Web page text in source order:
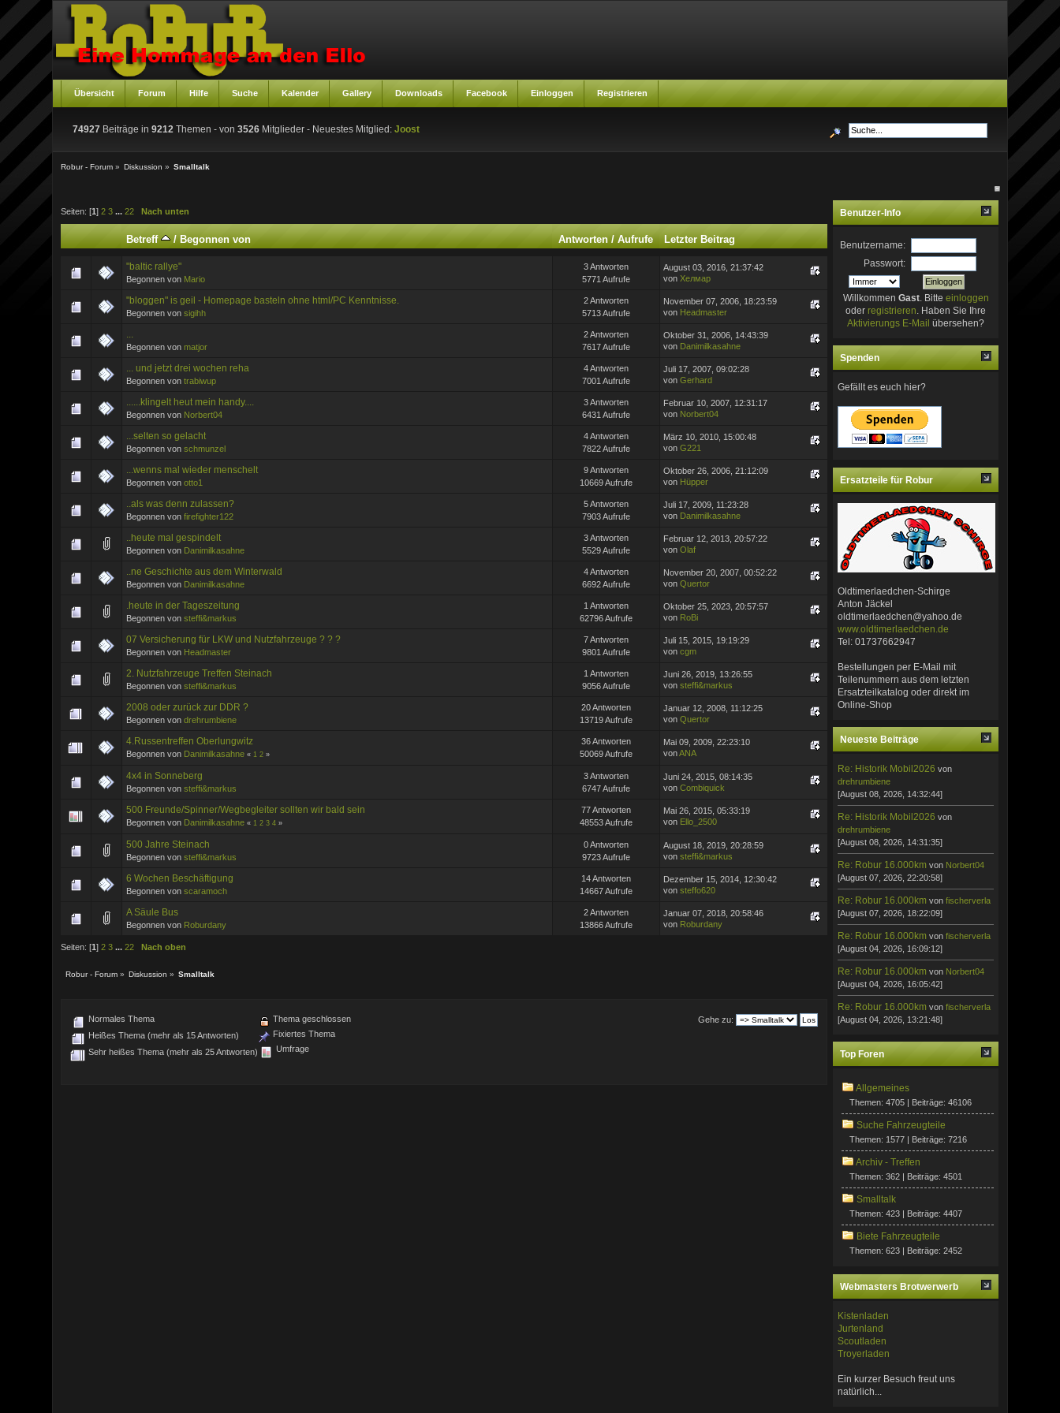
Übersicht Forum Hilfe Suche Kalender Gallery Downloads Facebook Einloggen Registrieren
74927 Beiträge in9212 Themen - von3526 Mitglieder - Neuestes Mitglied:Joost
Robur - Forum » Diskussion » Smalltalk
Seiten: [1]2 3 ...22 Nach unten
Betreff /Begonnen von Antworten/Aufrufe Letzter Beitrag
"baltic rallye"
Begonnen von Mario
3 Antworten
5771 Aufrufe
August 03, 2016, 21:37:42
von Хелмар
"bloggen" is geil - Homepage basteln ohne html/PC Kenntnisse.
Begonnen vonsigihh
2 Antworten
5713 Aufrufe
November 07, 2006, 18:23:59
von Headmaster
Begonnen vonmatjor
2 Antworten
7617 Aufrufe
Oktober 31, 2006, 14:43:39
von Danimilkasahne
... und jetzt drei wochen reha
Begonnen vontrabiwup
4 Antworten
7001 Aufrufe
Juli 17, 2007, 09:02:28
vonGerhard
......klingelt heut mein handy....
Begonnen von Norbert04
3 Antworten
6431 Aufrufe
Februar 10, 2007, 12:31:17
von Norbert04
...selten so gelacht
Begonnen vonschmunzel
4 Antworten
7822 Aufrufe
März 10, 2010, 15:00:48
vonG221
...wenns mal wieder menschelt
Begonnen vonotto1
9 Antworten
10669 Aufrufe
Oktober 26, 2006, 21:12:09
von Hüpper
..als was denn zulassen?
Begonnen vonfirefighter122
5 Antworten
7903 Aufrufe
Juli 17, 2009, 11:23:28
von Danimilkasahne
..heute mal gespindelt
Begonnen von Danimilkasahne
3 Antworten
5529 Aufrufe
Februar 12, 2013, 20:57:22
vonOlaf
..ne Geschichte aus dem Winterwald
Begonnen von Danimilkasahne
4 Antworten
6692 Aufrufe
November 20, 2007, 00:52:22
vonQuertor
.heute in der Tageszeitung
Begonnen vonsteffi&markus
1 Antworten
62796 Aufrufe
Oktober 25, 2023, 20:57:57
von RoBi
07 Versicherung für LKW und Nutzfahrzeuge ? ? ?
Begonnen von Headmaster
7 Antworten
9801 Aufrufe
Juli 15, 2015, 19:19:29
voncgm
2. Nutzfahrzeuge Treffen Steinach
Begonnen vonsteffi&markus
1 Antworten
9056 Aufrufe
Juni 26, 2019, 13:26:55
vonsteffi&markus
2008 oder zurück zur DDR ?
Begonnen vondrehrumbiene
20 Antworten
13719 Aufrufe
Januar 12, 2008, 11:12:25
vonQuertor
4.Russentreffen Oberlungwitz
Begonnen von Danimilkasahne « 1 2 »
36 Antworten
50069 Aufrufe
Mai 09, 2009, 22:23:10
vonANA
4x4 in Sonneberg
Begonnen vonsteffi&markus
3 Antworten
6747 Aufrufe
Juni 24, 2015, 08:14:35
vonCombiquick
500 Freunde/Spinner/Wegbegleiter sollten wir bald sein
Begonnen von Danimilkasahne « 1 2 3 4 »
77 Antworten
48553 Aufrufe
Mai 26, 2015, 05:33:19
von Ello_2500
500 Jahre Steinach
Begonnen vonsteffi&markus
0 Antworten
9723 Aufrufe
August 18, 2019, 20:28:59
vonsteffi&markus
6 Wochen Beschäftigung
Begonnen vonscaramoch
14 Antworten
14667 Aufrufe
Dezember 15, 2014, 12:30:42
vonsteffo620
A Säule Bus
Begonnen von Roburdany
2 Antworten
13866 Aufrufe
Januar 07, 2018, 20:58:46
von Roburdany
Seiten: [1]2 3 ...22 Nach oben
Robur - Forum » Diskussion » Smalltalk
Gehe zu:
Normales Thema
Heißes Thema (mehr als 15 Antworten)
Sehr heißes Thema (mehr als 25 Antworten)
Thema geschlossen
Fixiertes Thema
Umfrage
Benutzer-Info
Benutzername:
Passwort:
Willkommen Gast. Bitte einloggen
oder registrieren . Haben Sie Ihre
Aktivierungs E-Mail übersehen?
Spenden
Gefällt es euch hier?
Ersatzteile für Robur
Oldtimerlaedchen-Schirge
Anton Jäckel
oldtimerlaedchen@yahoo.de
www.oldtimerlaedchen.de
Tel: 01737662947
Bestellungen per E-Mail mit
Teilenummern aus dem letzten
Ersatzteilkatalog oder direkt im
Online-Shop
Neueste Beiträge
Re: Historik Mobil2026 von
drehrumbiene
[August 08, 2026, 14:32:44]
Re: Historik Mobil2026 von
drehrumbiene
[August 08, 2026, 14:31:35]
Re: Robur 16.000km von Norbert04
[August 07, 2026, 22:20:58]
Re: Robur 16.000km vonfischerverla
[August 07, 2026, 18:22:09]
Re: Robur 16.000km vonfischerverla
[August 04, 2026, 16:09:12]
Re: Robur 16.000km von Norbert04
[August 04, 2026, 16:05:42]
Re: Robur 16.000km vonfischerverla
[August 04, 2026, 13:21:48]
Top Foren
Allgemeines
Themen: 4705 | Beiträge: 46106
Suche Fahrzeugteile
Themen: 1577 | Beiträge: 7216
Archiv - Treffen
Themen: 362 | Beiträge: 4501
Smalltalk
Themen: 423 | Beiträge: 4407
Biete Fahrzeugteile
Themen: 623 | Beiträge: 2452
Webmasters Brotwerwerb
Kistenladen
Jurtenland
Scoutladen
Troyerladen
Ein kurzer Besuch freut uns
natürlich...